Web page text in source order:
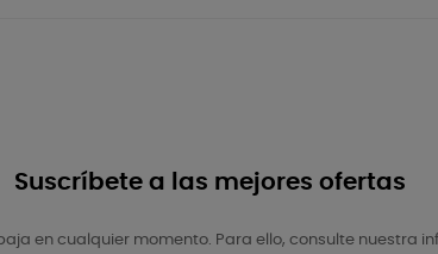
Suscríbete a las mejores ofertas
en cualquier momento. Para ello, consulte nuestra